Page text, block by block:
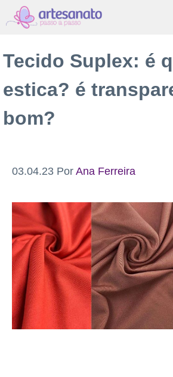
Pular
para
conteúdo
Tecido Suplex: é
estica? é
bom?
03.04.23 Por Ana Ferreira